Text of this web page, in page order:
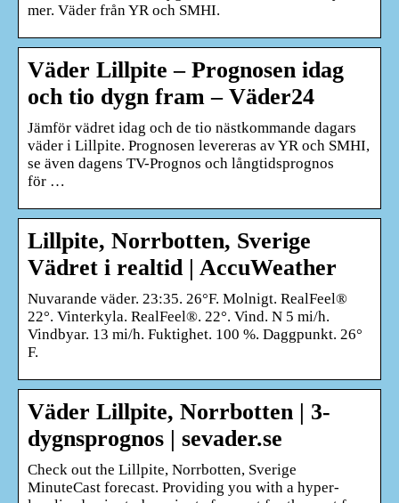
mer. Väder från YR och SMHI.
Väder Lillpite – Prognosen idag
och tio dygn fram – Väder24
Jämför vädret idag och de tio nästkommande dagars
väder i Lillpite. Prognosen levereras av YR och SMHI,
se även dagens TV-Prognos och långtidsprognos
för …
Lillpite, Norrbotten, Sverige
Vädret i realtid | AccuWeather
Nuvarande väder. 23:35. 26°F. Molnigt. RealFeel®
22°. Vinterkyla. RealFeel®. 22°. Vind. N 5 mi/h.
Vindbyar. 13 mi/h. Fuktighet. 100 %. Daggpunkt. 26°
F.
Väder Lillpite, Norrbotten | 3-
dygnsprognos | sevader.se
Check out the Lillpite, Norrbotten, Sverige
MinuteCast forecast. Providing you with a hyper-